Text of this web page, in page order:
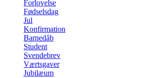
Forlovelse
Fødselsdag
Jul
Konfirmation
Barnedåb
Student
Svendebrev
Værtsgaver
Jubilæum